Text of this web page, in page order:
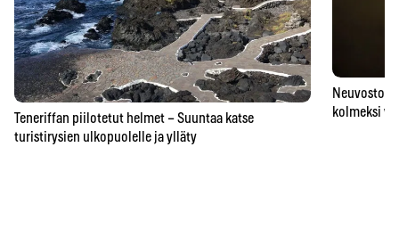
Teneriffan piilotetut helmet – Suuntaa katse
turistirysien ulkopuolelle ja ylläty
kolmeksi